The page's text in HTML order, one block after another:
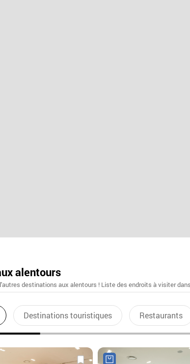
alentours
destinations aux alentours ! Liste des endroits à visiter
Destinations touristiques Restaurants